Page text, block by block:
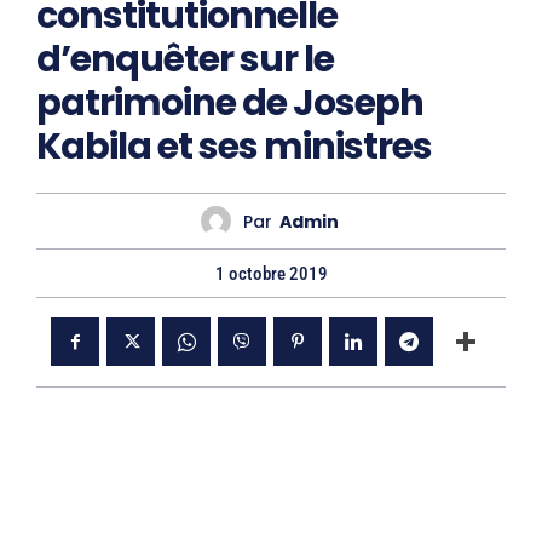
constitutionnelle
d’enquêter sur le
patrimoine de Joseph
Kabila et ses ministres
Par Admin
1 octobre 2019